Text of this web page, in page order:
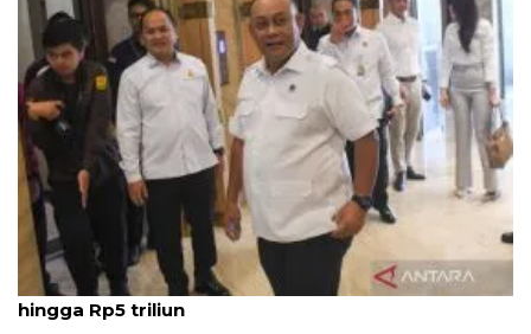
BGN: MBG libur selama Idul Fitri hemat anggaran
hingga Rp5 triliun